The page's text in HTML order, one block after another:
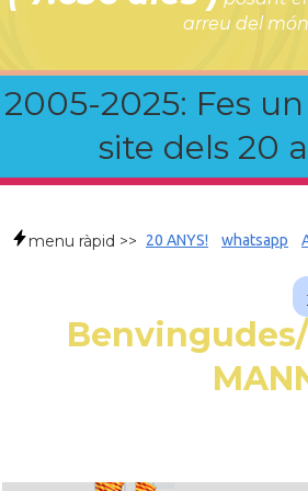
arreu del món
2005-2025: Fes
site dels 20
menu ràpid >> 20 ANYS! whatsapp